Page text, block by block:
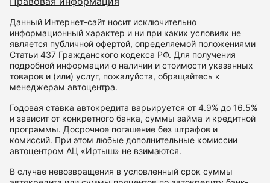
Данный Интернет-сайт носит исключительно
информационный характер и ни при каких условиях не
является публичной офертой, определяемой положениями
Статьи 437 Гражданского кодекса РФ. Для получения
подробной информации о наличии и стоимости указанных
товаров и (или) услуг, пожалуйста, обращайтесь к
менеджерам автоцентра.
Годовая ставка автокредита варьируется от 4.9% до 16.5%
и зависит от конкретного банка, суммы займа и кредитной
программы. Досрочное погашение без штрафов и
комиссий. При этом любые дополнительные комиссии
автоцентром АЦ «Иртыш» не взимаются.
В случае невозвращения в условленный срок суммы